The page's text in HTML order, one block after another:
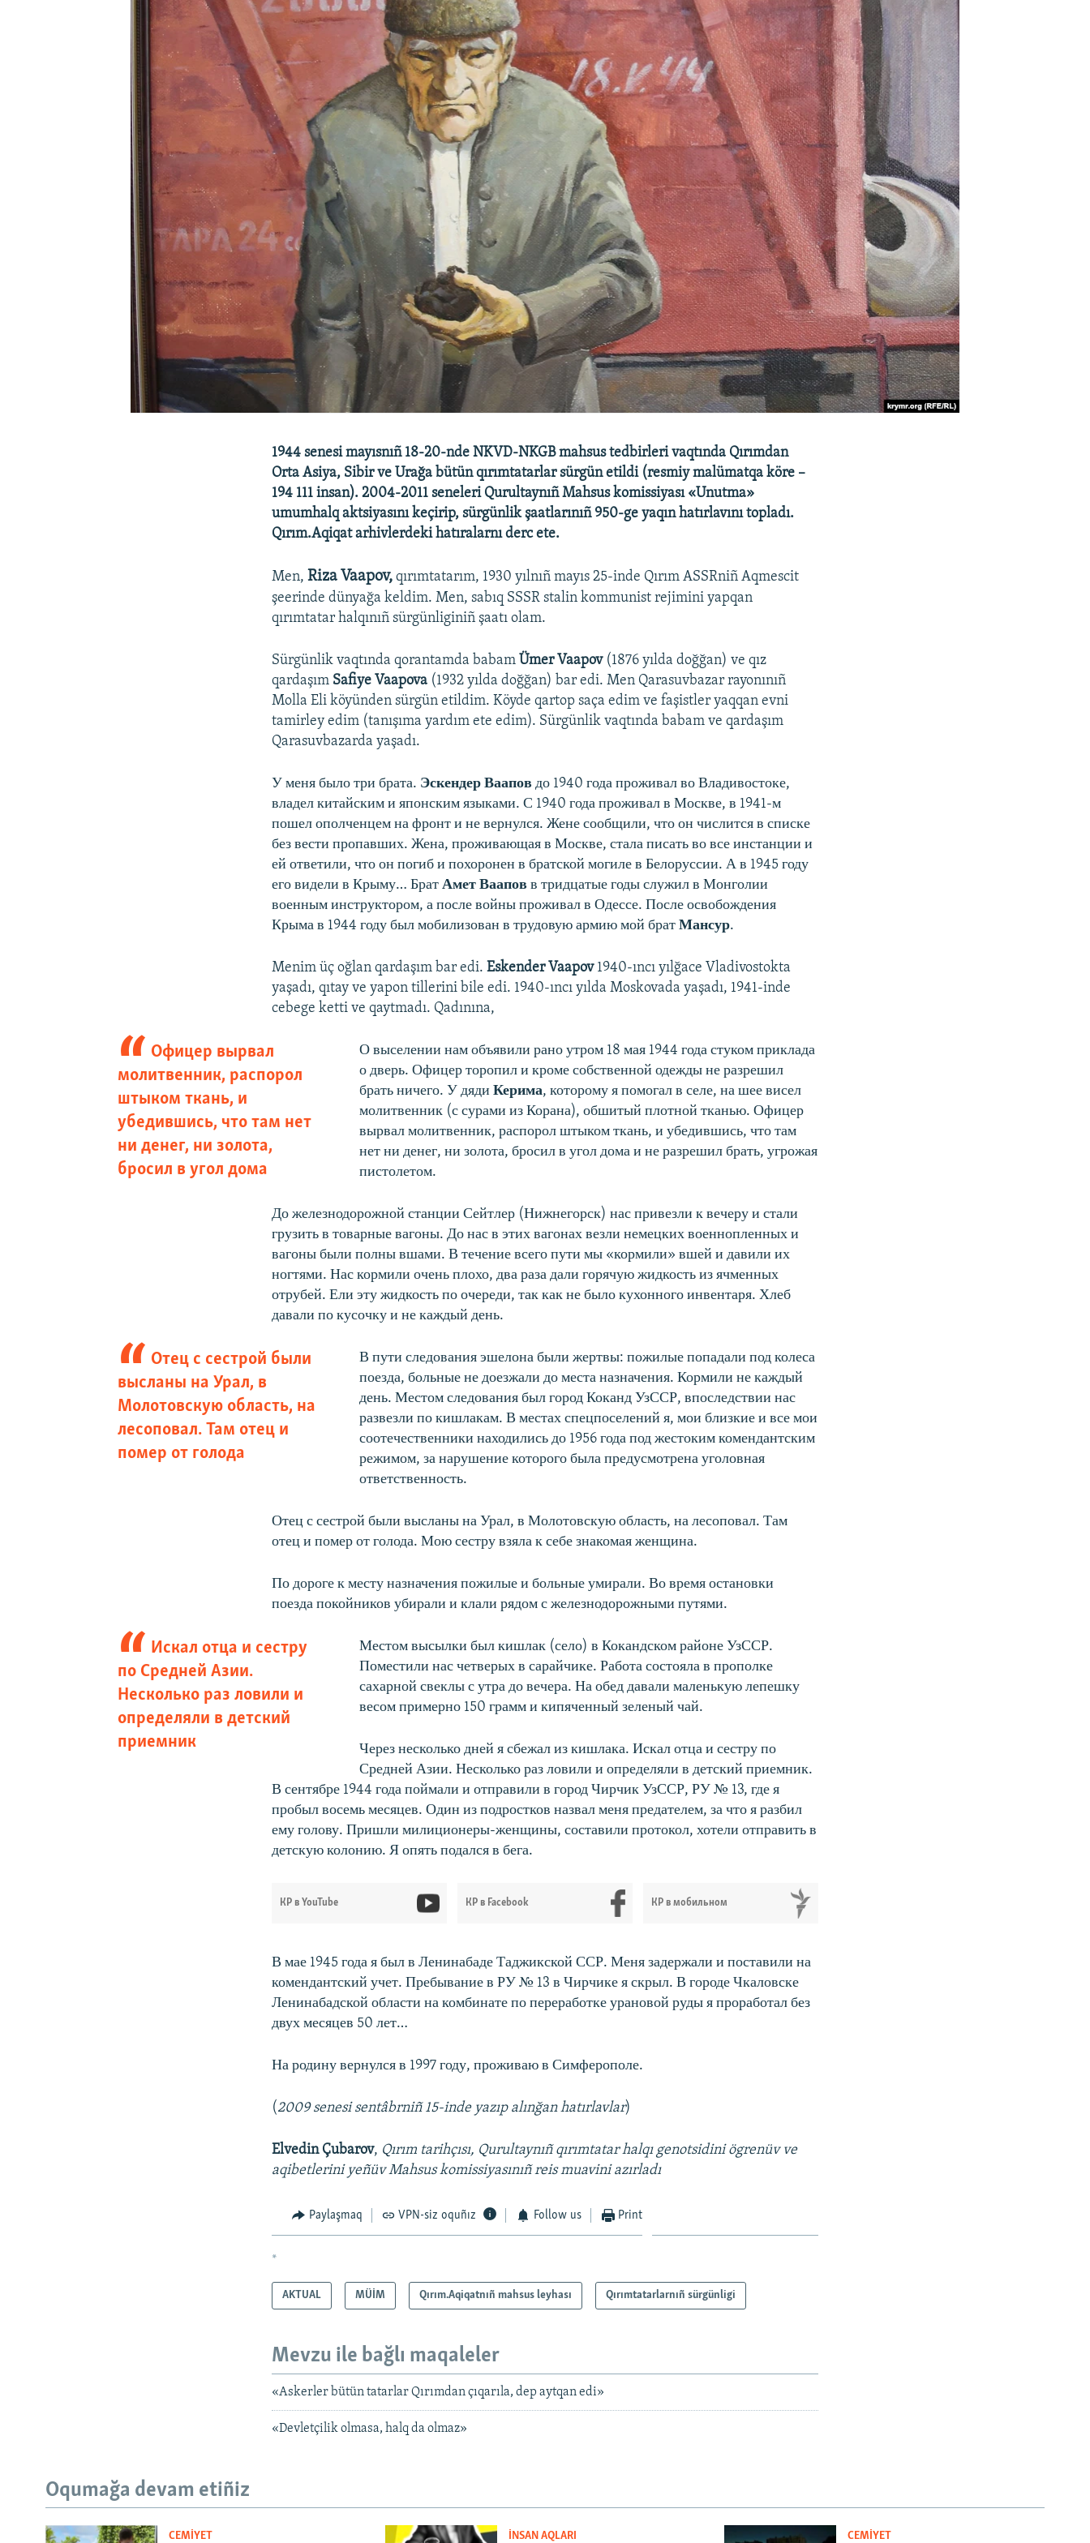
1944 senesi mayısnıñ 18-20-nde NKVD-NKGB mahsus tedbirleri vaqtında Qırımdan
Orta Asiya, Sibir ve Urağa bütün qırımtatarlar sürgün etildi (resmiy malümatqa köre –
194 111 insan). 2004-2011 seneleri Qurultaynıñ Mahsus komissiyası «Unutma»
umumhalq aktsiyasını keçirip, sürgünlik şaatlarınıñ 950-ge yaqın hatırlavını topladı.
Qırım.Aqiqat arhivlerdeki hatıralarnı derc ete.
Men,Riza Vaapov,qırımtatarım, 1930 yılnıñ mayıs 25-inde Qırım ASSRniñ Aqmescit
şeerinde dünyağa keldim. Men, sabıq SSSR stalin kommunist rejimini yapqan
qırımtatar halqınıñ sürgünliginiñ şaatı olam.
Sürgünlik vaqtında qorantamda babam Ümer Vaapov (1876 yılda doğğan) ve qız
qardaşım Safiye Vaapova (1932 yılda doğğan) bar edi. Men Qarasuvbazar rayonınıñ
Molla Eli köyünden sürgün etildim. Köyde qartop saça edim ve faşistler yaqqan evni
tamirley edim (tanışıma yardım ete edim). Sürgünlik vaqtında babam ve qardaşım
Qarasuvbazarda yaşadı.
У меня было три брата. Эскендер Ваапов до 1940 года проживал во Владивостоке,
владел китайским и японским языками. С 1940 года проживал в Москве, в 1941-м
пошел ополченцем на фронт и не вернулся. Жене сообщили, что он числится в списке
без вести пропавших. Жена, проживающая в Москве, стала писать во все инстанции и
ей ответили, что он погиб и похоронен в братской могиле в Белоруссии. А в 1945 году
его видели в Крыму… БратАмет Ваапов в тридцатые годы служил в Монголии
военным инструктором, а после войны проживал в Одессе. После освобождения
Крыма в 1944 году был мобилизован в трудовую армию мой братМансур.
Menim üç oğlan qardaşım bar edi.Eskender Vaapov 1940-ıncı yılğace Vladivostokta
yaşadı, qıtay ve yapon tillerini bile edi. 1940-ıncı yılda Moskovada yaşadı, 1941-inde
cebege ketti ve qaytmadı. Qadınına,
Офицер вырвал
молитвенник, распорол
штыком ткань, и
убедившись, что там нет
ни денег, ни золота,
бросил в угол дома
О выселении нам объявили рано утром 18 мая 1944 года стуком приклада
о дверь. Офицер торопил и кроме собственной одежды не разрешил
брать ничего. У дяди Керима, которому я помогал в селе, на шее висел
молитвенник (с сурами из Корана), обшитый плотной тканью. Офицер
вырвал молитвенник, распорол штыком ткань, и убедившись, что там
нет ни денег, ни золота, бросил в угол дома и не разрешил брать, угрожая
пистолетом.
До железнодорожной станции Сейтлер (Нижнегорск) нас привезли к вечеру и стали
грузить в товарные вагоны. До нас в этих вагонах везли немецких военнопленных и
вагоны были полны вшами. В течение всего пути мы «кормили» вшей и давили их
ногтями. Нас кормили очень плохо, два раза дали горячую жидкость из ячменных
отрубей. Ели эту жидкость по очереди, так как не было кухонного инвентаря. Хлеб
давали по кусочку и не каждый день.
Отец с сестрой были
высланы на Урал, в
Молотовскую область, на
лесоповал. Там отец и
помер от голода
В пути следования эшелона были жертвы: пожилые попадали под колеса
поезда, больные не доезжали до места назначения. Кормили не каждый
день. Местом следования был город Коканд УзССР, впоследствии нас
развезли по кишлакам. В местах спецпоселений я, мои близкие и все мои
соотечественники находились до 1956 года под жестоким комендантским
режимом, за нарушение которого была предусмотрена уголовная
ответственность.
Отец с сестрой были высланы на Урал, в Молотовскую область, на лесоповал. Там
отец и помер от голода. Мою сестру взяла к себе знакомая женщина.
По дороге к месту назначения пожилые и больные умирали. Во время остановки
поезда покойников убирали и клали рядом с железнодорожными путями.
Искал отца и сестру
по Средней Азии.
Несколько раз ловили и
определяли в детский
приемник
Местом высылки был кишлак (село) в Кокандском районе УзССР.
Поместили нас четверых в сарайчике. Работа состояла в прополке
сахарной свеклы с утра до вечера. На обед давали маленькую лепешку
весом примерно 150 грамм и кипяченный зеленый чай.
Через несколько дней я сбежал из кишлака. Искал отца и сестру по
Средней Азии. Несколько раз ловили и определяли в детский приемник.
В сентябре 1944 года поймали и отправили в город Чирчик УзССР, РУ № 13, где я
пробыл восемь месяцев. Один из подростков назвал меня предателем, за что я разбил
ему голову. Пришли милиционеры-женщины, составили протокол, хотели отправить в
детскую колонию. Я опять подался в бега.
КР в YouTube КР в Facebook КР в мобильном
В мае 1945 года я был в Ленинабаде Таджикской ССР. Меня задержали и поставили на
комендантский учет. Пребывание в РУ № 13 в Чирчике я скрыл. В городе Чкаловске
Ленинабадской области на комбинате по переработке урановой руды я проработал без
двух месяцев 50 лет…
На родину вернулся в 1997 году, проживаю в Симферополе.​
(2009 senesi sentâbrniñ 15-inde yazıp alınğan hatırlavlar)
Elvedin Çubarov, Qırım tarihçısı, Qurultaynıñ qırımtatar halqı genotsidini ögrenüv ve
aqibetlerini yeñüv Mahsus komissiyasınıñ reis muavini azırladı
Paylaşmaq VPN-siz oquñız Follow us Print
*
AKTUAL MÜİM Qırım.Aqiqatnıñ mahsus leyhası Qırımtatarlarnıñ sürgünligi
Mevzu ile bağlı maqaleler
«Askerler bütün tatarlar Qırımdan çıqarıla, dep aytqan edi»
«Devletçilik olmasa, halq da olmaz»
Oqumağa devam etiñiz
CEMİYET İNSAN AQLARI CEMİYET